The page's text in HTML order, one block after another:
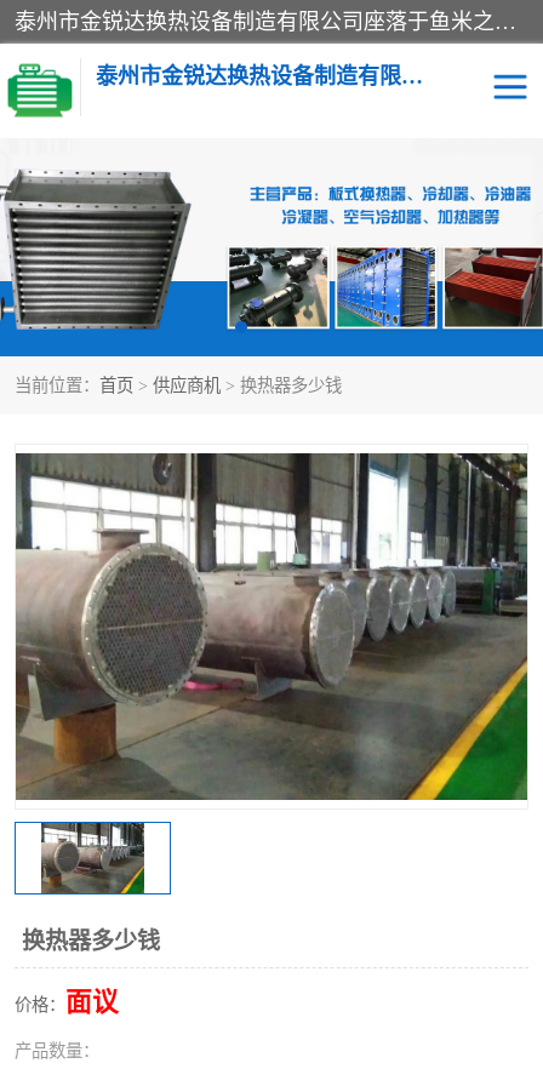
泰州市金锐达换热设备制造有限公司座落于鱼米之乡、祥泰之州一江苏泰州。是一家多年从事换热设备研究、设计、制造、销售、服务于一体的生产企业。
泰州市金锐达换热设备制造有限公司
当前位置： 首页 > 供应商机 > 换热器多少钱
换热器多少钱
价格： 面议
产品数量：
冷却器 换热器
散热器 预热器
热交换器